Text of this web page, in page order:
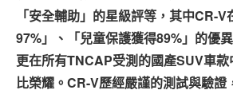
「安全輔助」的星級評等，其中CR-
97%」、「兒童保護獲得89%」的優
更在所有TNCAP受測的國產SUV車
比榮耀。CR-V歷經嚴謹的測試與驗證